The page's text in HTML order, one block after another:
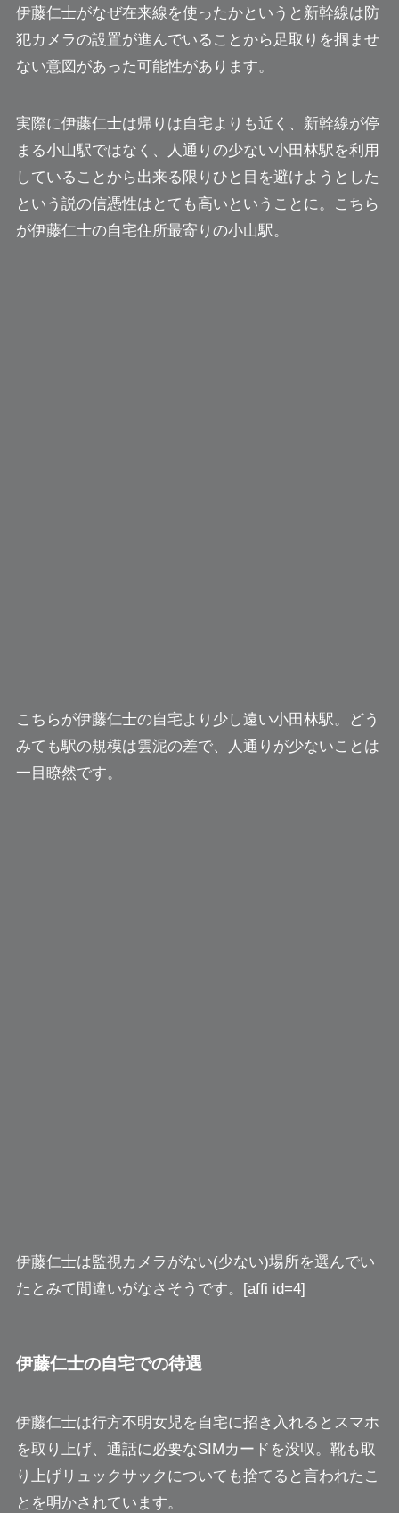
伊藤仁士がなぜ在来線を使ったかというと新幹線は防
犯カメラの設置が進んでいることから足取りを掴ませ
ない意図があった可能性があります。
実際に伊藤仁士は帰りは自宅よりも近く、新幹線が停
まる小山駅ではなく、人通りの少ない小田林駅を利用
していることから出来る限りひと目を避けようとした
という説の信憑性はとても高いということに。こちら
が伊藤仁士の自宅住所最寄りの小山駅。
こちらが伊藤仁士の自宅より少し遠い小田林駅。どう
みても駅の規模は雲泥の差で、人通りが少ないことは
一目瞭然です。
伊藤仁士は監視カメラがない(少ない)場所を選んでい
たとみて間違いがなさそうです。[affi id=4]
伊藤仁士の自宅での待遇
伊藤仁士は行方不明女児を自宅に招き入れるとスマホ
を取り上げ、通話に必要なSIMカードを没収。靴も取
り上げリュックサックについても捨てると言われたこ
とを明かされています。